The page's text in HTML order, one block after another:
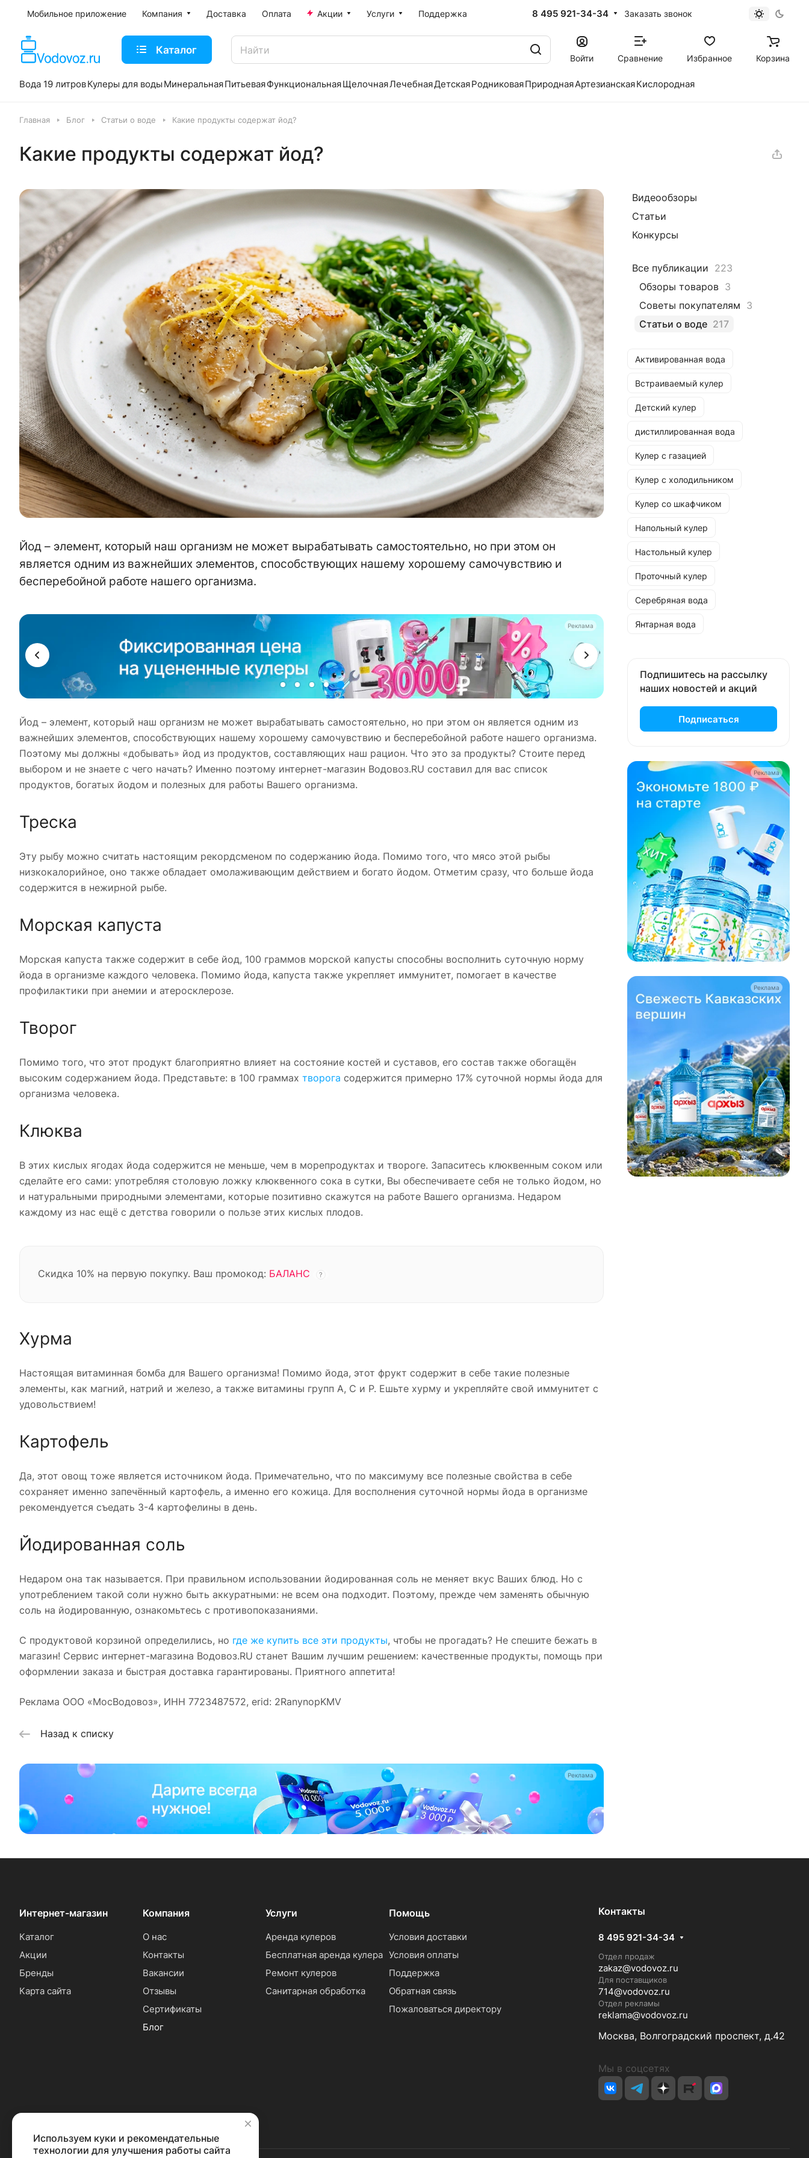
Мобильное приложение Компания Доставка Оплата Акции Услуги Поддержка 8 495 921-34-34 Заказать звонок
Каталог
Войти Сравнение Избранное Корзина
Вода 19 литровКулеры для воды МинеральнаяПитьеваяФункциональнаяЩелочнаяЛечебнаяДетскаяРодниковаяПрироднаяАртезианскаяКислородная
Главная Блог Статьи о воде Какие продукты содержат йод?
Какие продукты содержат йод?
Йод – элемент, который наш организм не может вырабатывать самостоятельно, но при этом он
является одним из важнейших элементов, способствующих нашему хорошему самочувствию и
бесперебойной работе нашего организма.
Реклама
Йод – элемент, который наш организм не может вырабатывать самостоятельно, но при этом он является одним из
важнейших элементов, способствующих нашему хорошему самочувствию и бесперебойной работе нашего организма.
Поэтому мы должны «добывать» йод из продуктов, составляющих наш рацион. Что это за продукты? Стоите перед
выбором и не знаете с чего начать? Именно поэтому интернет-магазин Водовоз.RU составил для вас список
продуктов, богатых йодом и полезных для работы Вашего организма.
Треска
Эту рыбу можно считать настоящим рекордсменом по содержанию йода. Помимо того, что мясо этой рыбы
низкокалорийное, оно также обладает омолаживающим действием и богато йодом. Отметим сразу, что больше йода
содержится в нежирной рыбе.
Морская капуста
Морская капуста также содержит в себе йод, 100 граммов морской капусты способны восполнить суточную норму
йода в организме каждого человека. Помимо йода, капуста также укрепляет иммунитет, помогает в качестве
профилактики при анемии и атеросклерозе.
Творог
Помимо того, что этот продукт благоприятно влияет на состояние костей и суставов, его состав также обогащён
высоким содержанием йода. Представьте: в 100 граммах творога содержится примерно 17% суточной нормы йода для
организма человека.
Клюква
В этих кислых ягодах йода содержится не меньше, чем в морепродуктах и твороге. Запаситесь клюквенным соком или
сделайте его сами: употребляя столовую ложку клюквенного сока в сутки, Вы обеспечиваете себя не только йодом, но
и натуральными природными элементами, которые позитивно скажутся на работе Вашего организма. Недаром
каждому из нас ещё с детства говорили о пользе этих кислых плодов.
Скидка 10% на первую покупку. Ваш промокод: БАЛАНС ?
Хурма
Настоящая витаминная бомба для Вашего организма! Помимо йода, этот фрукт содержит в себе такие полезные
элементы, как магний, натрий и железо, а также витамины групп A, C и P. Ешьте хурму и укрепляйте свой иммунитет с
удовольствием!
Картофель
Да, этот овощ тоже является источником йода. Примечательно, что по максимуму все полезные свойства в себе
сохраняет именно запечённый картофель, а именно его кожица. Для восполнения суточной нормы йода в организме
рекомендуется съедать 3-4 картофелины в день.
Йодированная соль
Недаром она так называется. При правильном использовании йодированная соль не меняет вкус Ваших блюд. Но с
употреблением такой соли нужно быть аккуратными: не всем она подходит. Поэтому, прежде чем заменять обычную
соль на йодированную, ознакомьтесь с противопоказаниями.
С продуктовой корзиной определились, но где же купить все эти продукты, чтобы не прогадать? Не спешите бежать в
магазин! Сервис интернет-магазина Водовоз.RU станет Вашим лучшим решением: качественные продукты, помощь при
оформлении заказа и быстрая доставка гарантированы. Приятного аппетита!
Реклама ООО «МосВодовоз», ИНН 7723487572, erid: 2RanynopKMV
Назад к списку
Реклама
Видеообзоры
Статьи
Конкурсы
Все публикации 223
Обзоры товаров 3
Советы покупателям 3
Статьи о воде 217
Активированная вода
Встраиваемый кулер
Детский кулер
дистиллированная вода
Кулер с газацией
Кулер с холодильником
Кулер со шкафчиком
Напольный кулер
Настольный кулер
Проточный кулер
Серебряная вода
Янтарная вода
Подпишитесь на рассылку
наших новостей и акций
Подписаться
Реклама
Реклама
Интернет-магазин
Каталог
Акции
Бренды
Карта сайта
Компания
О нас
Контакты
Вакансии
Отзывы
Сертификаты
Блог
Услуги
Аренда кулеров
Бесплатная аренда кулера
Ремонт кулеров
Санитарная обработка
Помощь
Условия доставки
Условия оплаты
Поддержка
Обратная связь
Пожаловаться директору
Контакты
8 495 921-34-34
Отдел продаж
zakaz@vodovoz.ru
Для поставщиков
714@vodovoz.ru
Отдел рекламы
reklama@vodovoz.ru
Москва, Волгоградский проспект, д.42
Мы в соцсетях
✕
Используем куки и рекомендательные
технологии для улучшения работы сайта